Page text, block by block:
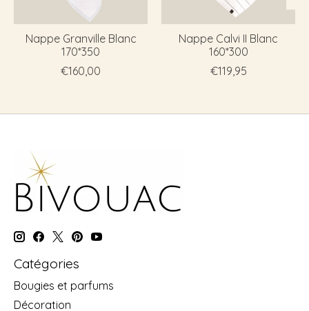
Nappe Granville Blanc
170*350
€160,00
Nappe Calvi II Blanc
160*300
€119,95
Catégories
Bougies et parfums
Décoration